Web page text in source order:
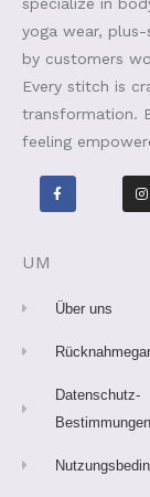
yoga wear,
by customers
Every stitch is
transformation.
feeling
F
a
c
e
I
n
s
t
UM
Über uns
Datenschutz-
Bestimmungen